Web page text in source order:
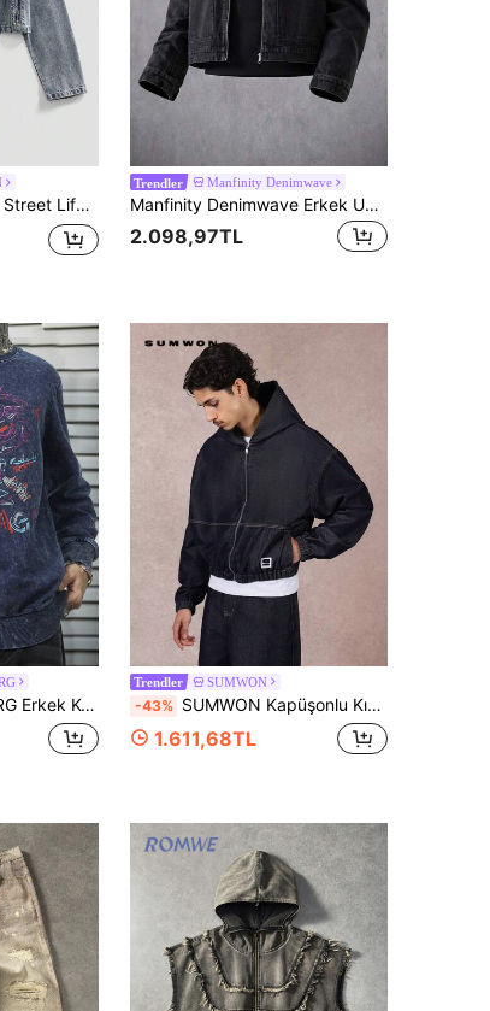
Ceket, İşlemeli Rakam Tasarımı, Sonbahar
Trendler Manfinity Denimwave
Manfinity Denimwave Erkek Uzun Kollu Günlük Yıkanmış Siyah Kısa Kot Ceket, İlkbahar/Yaz Punk Erkek Arkadaş ve Koca Normal Yıkanmış Siyah Slim-Fit Kentsel Cadılar Bayramı Azizler Günü, Sonbahar
2.098,97TL
Kot Ceketleri
Trendler SUMWON
-43% SUMWON Kapüşonlu Kısa Kot Ceket Koyu Yıkama Büyük Boy Fermuarlı Kot Dış Giyim Sokak Giyimi Elastik Etek Kış Sonbahar Modası Günlük
1.611,68TL